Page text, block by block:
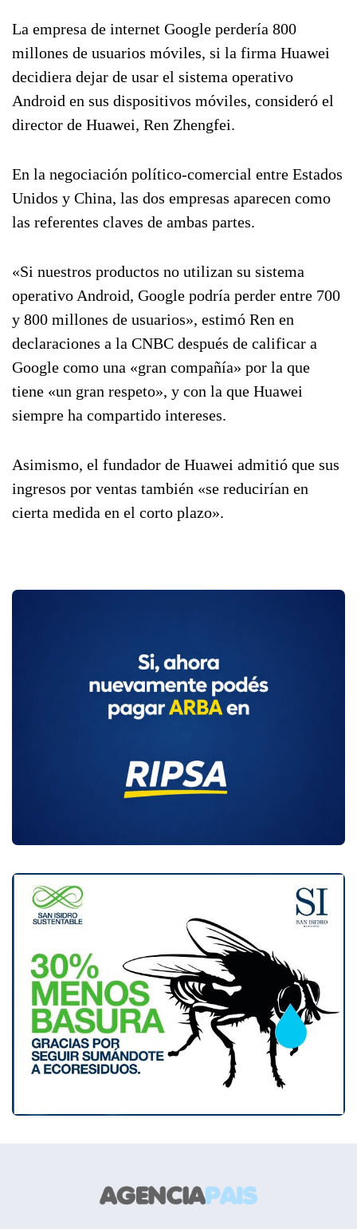
La empresa de internet Google perdería 800
millones de usuarios móviles, si la firma Huawei
decidiera dejar de usar el sistema operativo
Android en sus dispositivos móviles, consideró el
director de Huawei, Ren Zhengfei.
En la negociación político-comercial entre Estados
Unidos y China, las dos empresas aparecen como
las referentes claves de ambas partes.
«Si nuestros productos no utilizan su sistema
operativo Android, Google podría perder entre 700
y 800 millones de usuarios», estimó Ren en
declaraciones a la CNBC después de calificar a
Google como una «gran compañía» por la que
tiene «un gran respeto», y con la que Huawei
siempre ha compartido intereses.
Asimismo, el fundador de Huawei admitió que sus
ingresos por ventas también «se reducirían en
cierta medida en el corto plazo».